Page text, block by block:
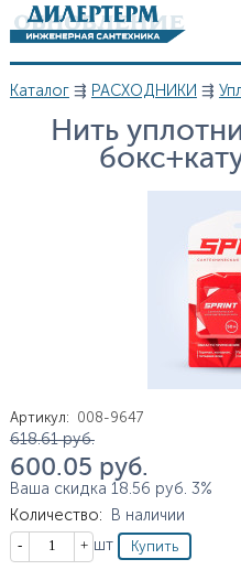
Перейти к основному
Вы здесь
Каталог⇶ РАСХОДНИКИ ⇶
Нить
Артикул: 008-9647
Цена
618.61 руб.
600.05 руб.
Ваша скидка 18.56 руб. 3%
Количество:
В наличии
Кол-во
шт